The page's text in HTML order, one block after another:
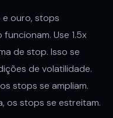
ouro, stops
Use 1.5x
de stop. Isso se
de volatilidade.
stops se ampliam.
os stops se estreitam.